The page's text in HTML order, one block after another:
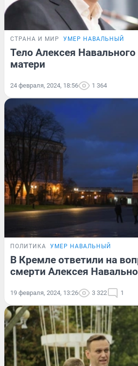
СТРАНА И МИР УМЕР НАВАЛЬНЫЙ
Тело Алексея Навального
матери
24 февраля, 2024, 18:56 1 364
ПОЛИТИКА УМЕР НАВАЛЬНЫЙ
В Кремле ответили на
смерти Алексея
19 февраля, 2024, 13:26 3 322 1